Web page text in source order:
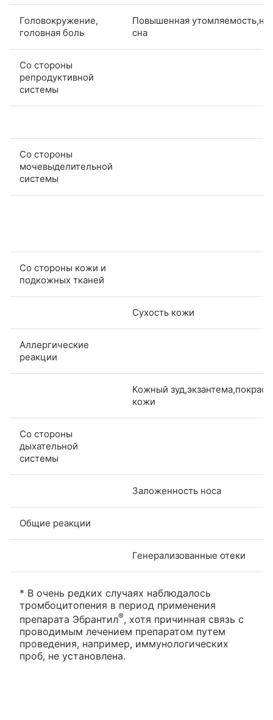
Головокружение,
головная боль
Повышенная
сна
Со стороны
репродуктивной
системы
Со стороны
мочевыделительной
системы
Со стороны кожи и
подкожных тканей
Сухость кожи
Аллергические
реакции
Кожный
кожи
Со стороны
дыхательной
системы
Заложенность носа
Общие реакции
Генерализованные отеки
* В очень редких случаях наблюдалось
тромбоцитопения в период применения
препарата Эбрантил®, хотя причинная связь с
проводимым лечением препаратом путем
проведения, например, иммунологических
проб, не установлена.